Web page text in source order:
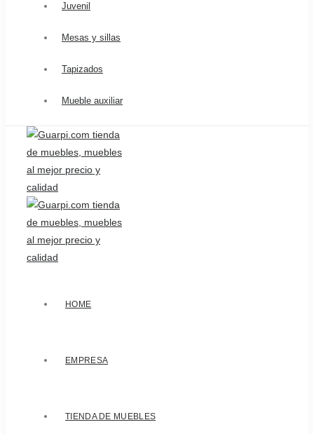
Juvenil
Mesas y sillas
Tapizados
Mueble auxiliar
HOME
EMPRESA
TIENDA DE MUEBLES